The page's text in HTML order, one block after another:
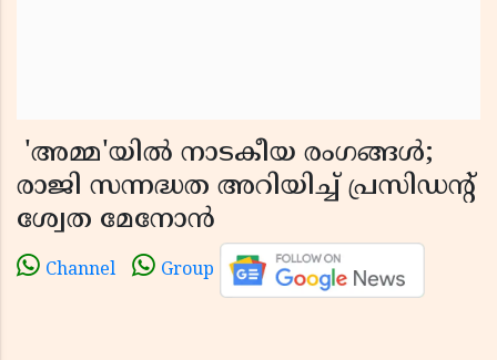
'അമ്മ'യിൽ നാടകീയ രംഗങ്ങൾ;
രാജി സന്നദ്ധത അറിയിച്ച് പ്രസിഡൻ്റ്
ശ്വേത മേനോൻ
Channel Group